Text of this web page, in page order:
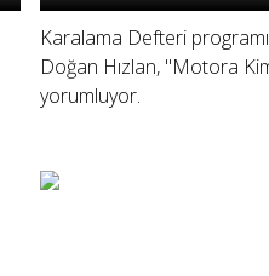
Karalama Defteri
Doğan Hızlan, "Motora
yorumluyor.